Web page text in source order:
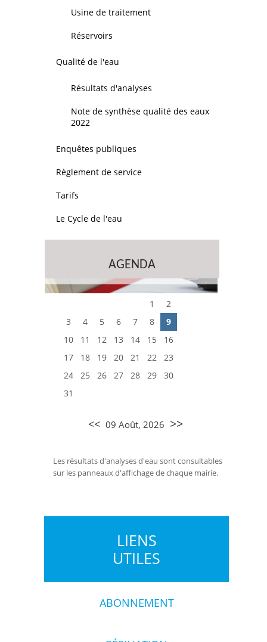
Usine de traitement
Réservoirs
Qualité de l'eau
Résultats d'analyses
Note de synthèse qualité des eaux
2022
Enquêtes publiques
Règlement de service
Tarifs
Le Cycle de l'eau
AGENDA
1
2
3
4 5 6 7 8
9
10
11 12 13 14 15
16
17
18 19 20 21 22
23
24
25 26 27 28 29
30
31
<< 09 Août, 2026 >>
Les résultats d'analyses d'eau sont consultables
sur les panneaux d'affichage de chaque mairie.
LIENS
UTILES
ABONNEMENT